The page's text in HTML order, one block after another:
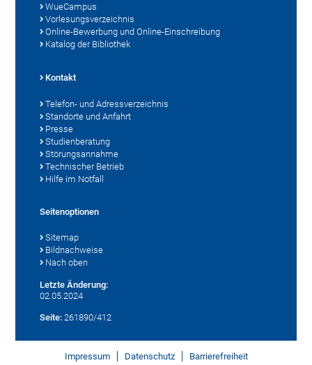
WueCampus
Vorlesungsverzeichnis
Online-Bewerbung und Online-Einschreibung
Katalog der Bibliothek
Kontakt
Telefon- und Adressverzeichnis
Standorte und Anfahrt
Presse
Studienberatung
Störungsannahme
Technischer Betrieb
Hilfe im Notfall
Seitenoptionen
Sitemap
Bildnachweise
Nach oben
Letzte Änderung:
02.05.2024
Seite: 261890/412
Impressum Datenschutz Barrierefreiheit